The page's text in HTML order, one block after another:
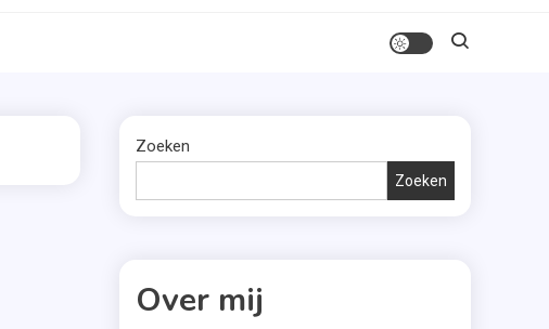
Zoeken
Zoeken
Over mij